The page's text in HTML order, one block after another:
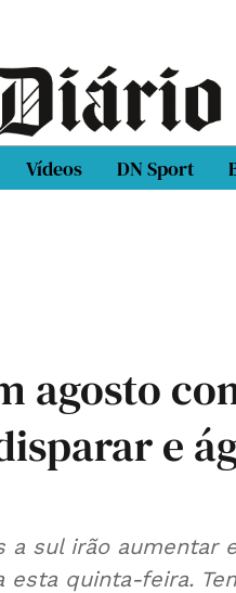
Vídeos DN Sport
agosto
e
a sul irão aumentar
esta quinta-feira.